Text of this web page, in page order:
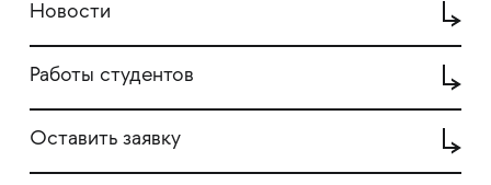
Новости
Работы студентов
Оставить заявку